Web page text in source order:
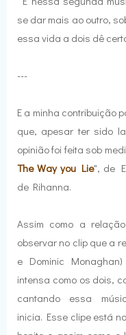
se dar mais ao outro,
essa vida a dois dê
---
E a minha contribuição
que, apesar ter sido
opinião foi feita sob
The Way you Lie", de
de Rihanna.
Assim como a
observar no clip que a
e Dominic
intensa como os dois,
cantando essa
inicia. Esse clipe está